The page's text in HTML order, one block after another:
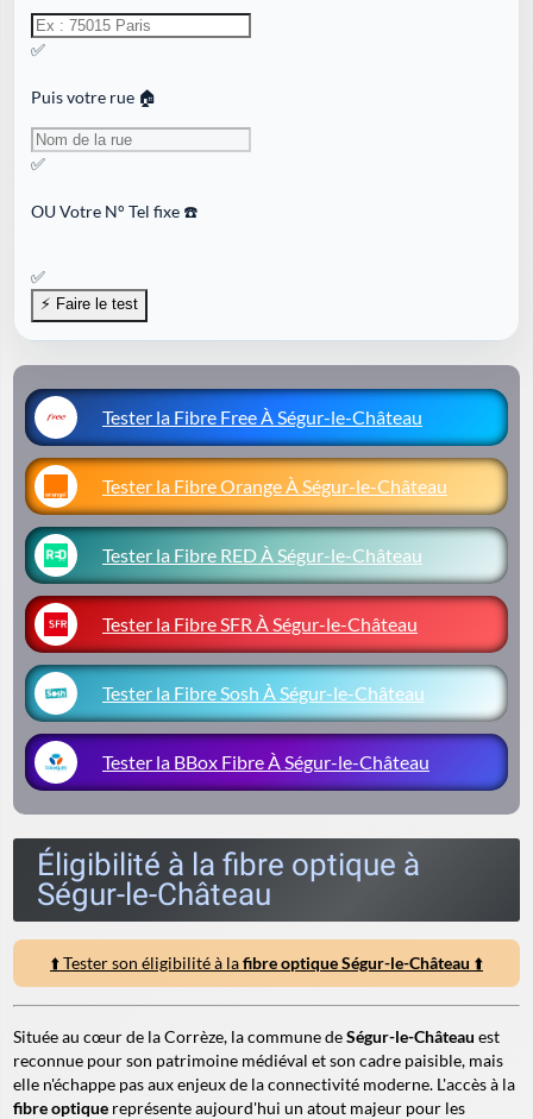
✅
Puis votre rue 🏠
✅
OUVotre N° Tel fixe ☎️
✅
Tester la Fibre Free À Ségur-le-Château
Tester la Fibre Orange À Ségur-le-Château
Tester la Fibre RED À Ségur-le-Château
Tester la Fibre SFR À Ségur-le-Château
Tester la Fibre Sosh À Ségur-le-Château
Tester la BBox Fibre À Ségur-le-Château
Éligibilité à la fibre optique à
Ségur-le-Château
⬆️ Tester son éligibilité à lafibre optique Ségur-le-Château ⬆️
Située au cœur de la Corrèze, la commune deSégur-le-Château est
reconnue pour son patrimoine médiéval et son cadre paisible, mais
elle n'échappe pas aux enjeux de la connectivité moderne. L'accès à la
fibre optique représente aujourd'hui un atout majeur pour les